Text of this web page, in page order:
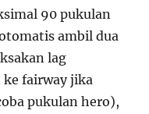
90 pukulan
ambil dua
lag
fairway jika
pukulan hero),